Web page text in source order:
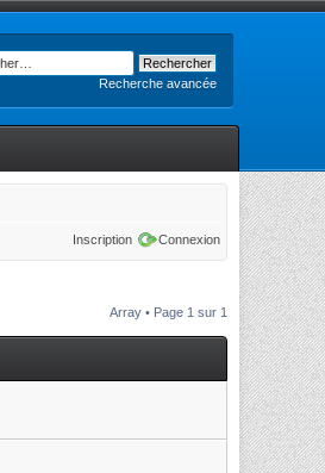
Recherche avancée
Inscription Connexion
Array • Page 1 sur 1